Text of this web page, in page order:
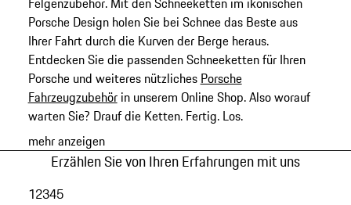
Porsche Design holen Sie bei Schnee das Beste aus
Ihrer Fahrt durch die Kurven der Berge heraus.
Entdecken Sie die passenden Schneeketten für Ihren
Porsche und weiteres nützliches Porsche
Fahrzeugzubehörin unserem Online Shop. Also worauf
warten Sie? Drauf die Ketten. Fertig. Los.
mehr anzeigen
Erzählen Sie von Ihren Erfahrungen mit uns
12345